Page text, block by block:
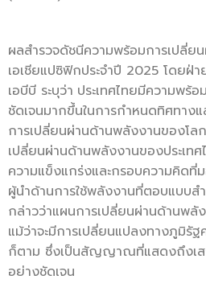
ผลสำรวจดัชนีความพร้อมการเปลี่ย
เอเชียแปซิฟิกประจำปี 2025 โดยฝ่
เอบีบี ระบุว่า ประเทศไทยมีความพร้
ชัดเจนมากขึ้นในการกำหนดทิศทาง
การเปลี่ยนผ่านด้านพลังงานของโล
เปลี่ยนผ่านด้านพลังงานของประเท
ความแข็งแกร่งและกรอบความคิดที่
ผู้นำด้านการใช้พลังงานที่ตอบแบบส
กล่าวว่าแผนการเปลี่ยนผ่านด้านพ
แม้ว่าจะมีการเปลี่ยนแปลงทางภูมิรั
ก็ตาม ซึ่งเป็นสัญญาณที่แสดงถึงเ
อย่างชัดเจน